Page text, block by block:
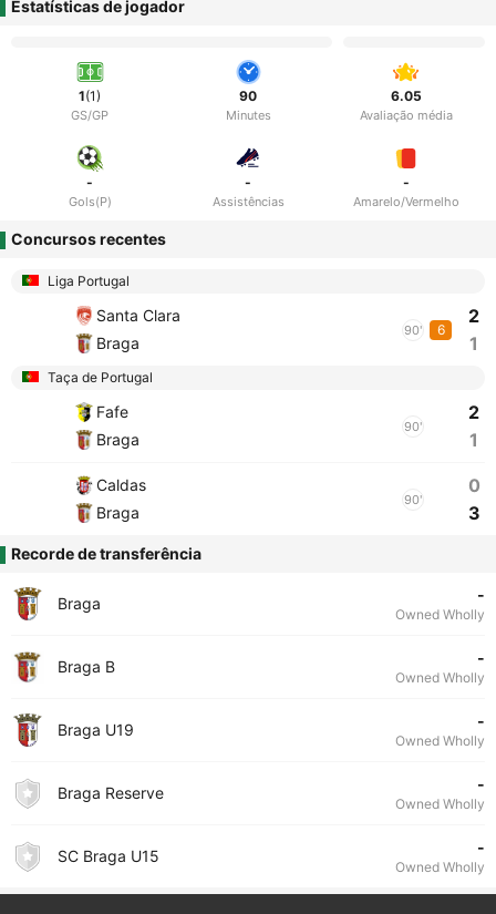
Estatísticas de jogador
1(1)
GS/GP
90
Minutes
6.05
Avaliação média
-
Gols(P)
-
Assistências
-
Amarelo/Vermelho
Concursos recentes
Liga Portugal
Santa Clara
Braga
90' 6
2
1
Taça de Portugal
Fafe
Braga
90'
2
1
Caldas
Braga
90'
0
3
Recorde de transferência
Braga -
Owned Wholly
Braga B -
Owned Wholly
Braga U19 -
Owned Wholly
Braga Reserve -
Owned Wholly
SC Braga U15 -
Owned Wholly